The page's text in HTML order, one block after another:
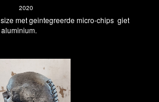
2020
met geintegreerde micro-chips giet
aluminium.